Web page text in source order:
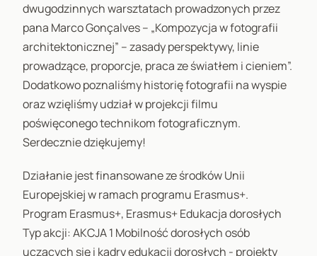
dwugodzinnych warsztatach prowadzonych przez
pana Marco Gonçalves – „Kompozycja w fotografii
architektonicznej” – zasady perspektywy, linie
prowadzące, proporcje, praca ze światłem i cieniem”.
Dodatkowo poznaliśmy historię fotografii na wyspie
oraz wzięliśmy udział w projekcji filmu
poświęconego technikom fotograficznym.
Serdecznie dziękujemy!
Działanie jest finansowane ze środków Unii
Europejskiej w ramach programu Erasmus+.
Program Erasmus+, Erasmus+ Edukacja dorosłych
Typ akcji: AKCJA 1 Mobilność dorosłych osób
uczących się i kadry edukacji dorosłych - projekty